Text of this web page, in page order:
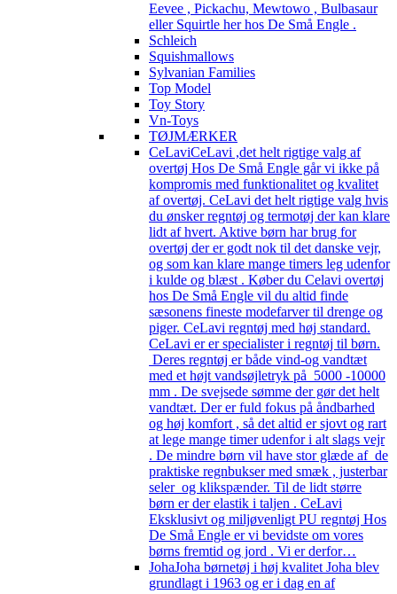
Eevee , Pickachu, Mewtowo , Bulbasaur
eller Squirtle her hos De Små Engle .
Schleich
Squishmallows
Sylvanian Families
Top Model
Toy Story
Vn-Toys
TØJMÆRKER
CeLaviCeLavi ,det helt rigtige valg af
overtøj Hos De Små Engle går vi ikke på
kompromis med funktionalitet og kvalitet
af overtøj. CeLavi det helt rigtige valg hvis
du ønsker regntøj og termotøj der kan klare
lidt af hvert. Aktive børn har brug for
overtøj der er godt nok til det danske vejr,
og som kan klare mange timers leg udenfor
i kulde og blæst . Køber du Celavi overtøj
hos De Små Engle vil du altid finde
sæsonens fineste modefarver til drenge og
piger. CeLavi regntøj med høj standard.
CeLavi er er specialister i regntøj til børn.
Deres regntøj er både vind-og vandtæt
med et højt vandsøjletryk på 5000 -10000
mm . De svejsede sømme der gør det helt
vandtæt. Der er fuld fokus på åndbarhed
og høj komfort , så det altid er sjovt og rart
at lege mange timer udenfor i alt slags vejr
. De mindre børn vil have stor glæde af de
praktiske regnbukser med smæk , justerbar
seler og klikspænder. Til de lidt større
børn er der elastik i taljen . CeLavi
Eksklusivt og miljøvenligt PU regntøj Hos
De Små Engle er vi bevidste om vores
børns fremtid og jord . Vi er derfor…
JohaJoha børnetøj i høj kvalitet Joha blev
grundlagt i 1963 og er i dag en af